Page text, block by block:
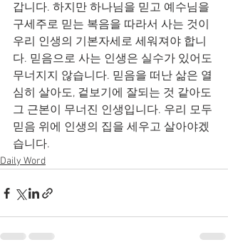
갑니다. 하지만 하나님을 믿고 예수님을
구세주로 믿는 복음을 따라서 사는 것이
우리 인생의 기본자세로 세워져야 합니
다. 믿음으로 사는 인생은 실수가 있어도
무너지지 않습니다. 믿음을 떠난 삶은 열
심히 살아도, 겉보기에 잘되는 것 같아도
그 근본이 무너진 인생입니다. 우리 모두
믿음 위에 인생의 집을 세우고 살아야겠
습니다.
Daily Word